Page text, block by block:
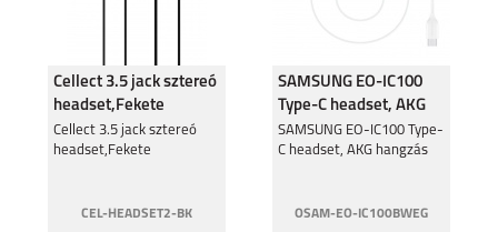
Cellect 3.5 jack sztereó
headset,Fekete
Cellect 3.5 jack sztereó
headset,Fekete
CEL-HEADSET2-BK
SAMSUNG EO-IC100
Type-C headset, AKG
hangzással, Fehér
SAMSUNG EO-IC100 Type-
C headset, AKG hangzás
OSAM-EO-IC100BWEG